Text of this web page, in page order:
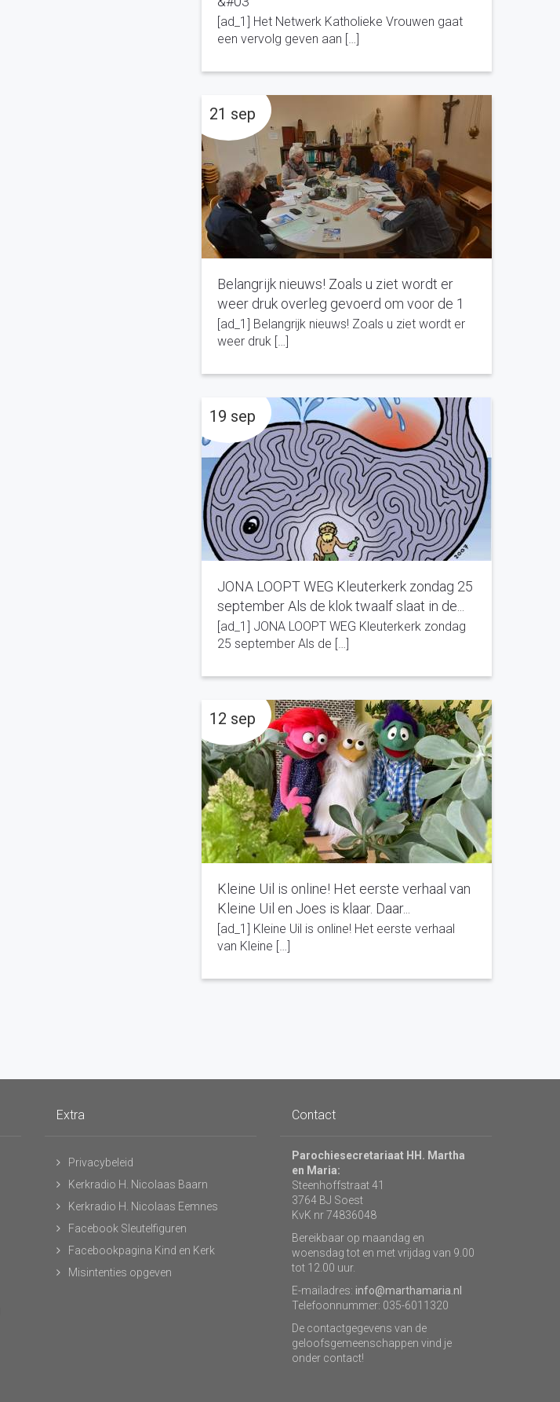
[ad_1] Het Netwerk Katholieke Vrouwen gaat
een vervolg geven aan […]
Belangrijk nieuws! Zoals u ziet wordt er
weer druk overleg gevoerd om voor de 1
[ad_1] Belangrijk nieuws! Zoals u ziet wordt er
weer druk […]
21 sep
JONA LOOPT WEG Kleuterkerk zondag 25
september Als de klok twaalf slaat in de...
[ad_1] JONA LOOPT WEG Kleuterkerk zondag
25 september Als de […]
19 sep
Kleine Uil is online! Het eerste verhaal van
Kleine Uil en Joes is klaar. Daar...
[ad_1] Kleine Uil is online! Het eerste verhaal
van Kleine […]
12 sep
Extra
Privacybeleid
Kerkradio H. Nicolaas Baarn
Kerkradio H. Nicolaas Eemnes
Facebook Sleutelfiguren
Facebookpagina Kind en Kerk
Misintenties opgeven
Contact
Parochiesecretariaat HH. Martha
en Maria:
Steenhoffstraat 41
3764 BJ Soest
KvK nr 74836048
Bereikbaar op maandag en
woensdag tot en met vrijdag van 9.00
tot 12.00 uur.
E-mailadres: info@marthamaria.nl
Telefoonnummer: 035-6011320
De contactgegevens van de
geloofsgemeenschappen vind je
onder contact!